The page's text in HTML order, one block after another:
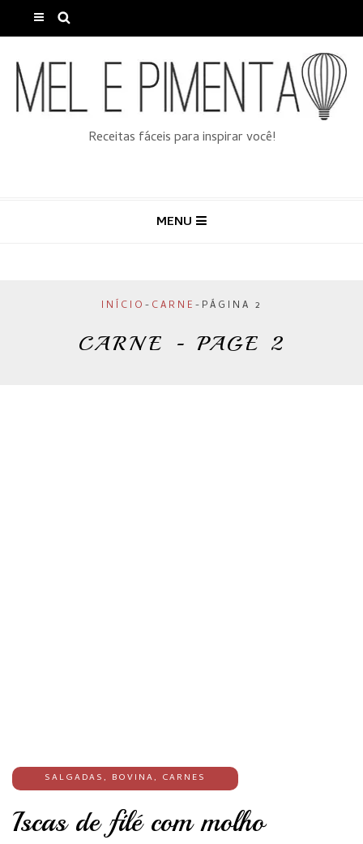
Receitas fáceis para inspirar você!
MENU
INÍCIO - CARNE - PÁGINA 2
CARNE - PAGE 2
SALGADAS, BOVINA, CARNES
Iscas de filé com molho